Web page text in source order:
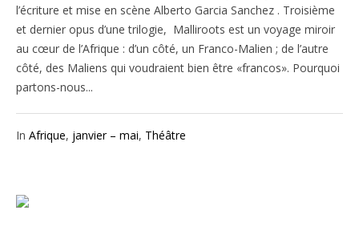
l’écriture et mise en scène Alberto Garcia Sanchez . Troisième
et dernier opus d’une trilogie, Malliroots est un voyage miroir
au cœur de l’Afrique : d’un côté, un Franco-Malien ; de l’autre
côté, des Maliens qui voudraient bien être «francos». Pourquoi
partons-nous...
In Afrique, janvier – mai, Théâtre